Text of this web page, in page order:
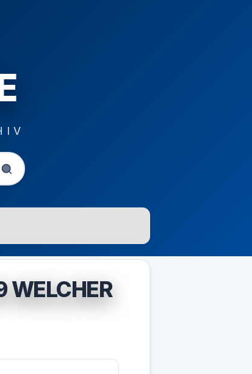
WELCHER